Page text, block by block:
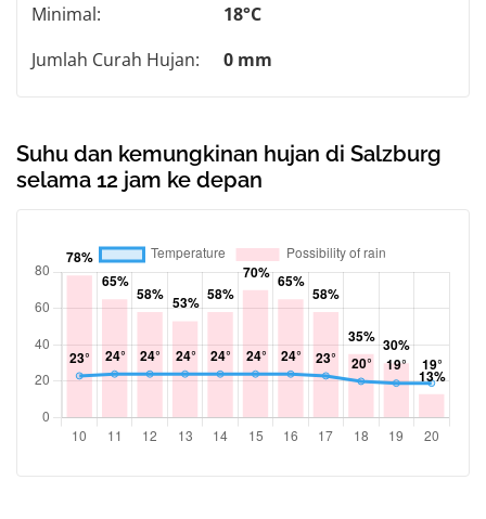
Minimal:
18°C
Jumlah Curah Hujan:
0 mm
Suhu dan kemungkinan hujan di Salzburg
selama 12 jam ke depan